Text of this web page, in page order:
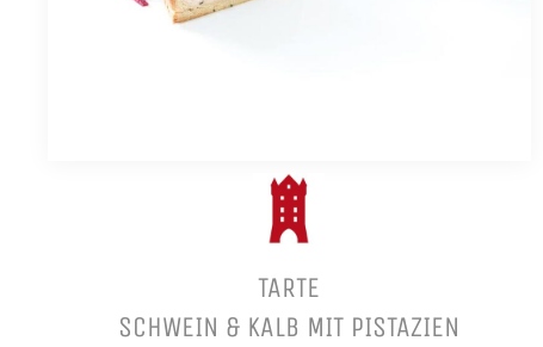
TARTE
SCHWEIN & KALB MIT PISTAZIEN